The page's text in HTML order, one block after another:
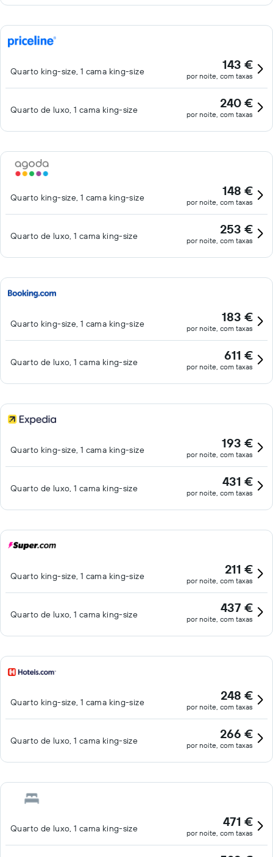
Quarto king-size, 1 cama king-size 143 €
por noite, com taxas
Quarto de luxo, 1 cama king-size 240 €
por noite, com taxas
Quarto king-size, 1 cama king-size 148 €
por noite, com taxas
Quarto de luxo, 1 cama king-size 253 €
por noite, com taxas
Quarto king-size, 1 cama king-size 183 €
por noite, com taxas
Quarto de luxo, 1 cama king-size 611 €
por noite, com taxas
Quarto king-size, 1 cama king-size 193 €
por noite, com taxas
Quarto de luxo, 1 cama king-size 431 €
por noite, com taxas
Quarto king-size, 1 cama king-size 211 €
por noite, com taxas
Quarto de luxo, 1 cama king-size 437 €
por noite, com taxas
Quarto king-size, 1 cama king-size 248 €
por noite, com taxas
Quarto de luxo, 1 cama king-size 266 €
por noite, com taxas
Quarto de luxo, 1 cama king-size 471 €
por noite, com taxas